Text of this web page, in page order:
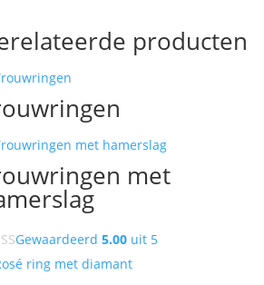
producten
met
Gewaardeerd5.00 uit 5